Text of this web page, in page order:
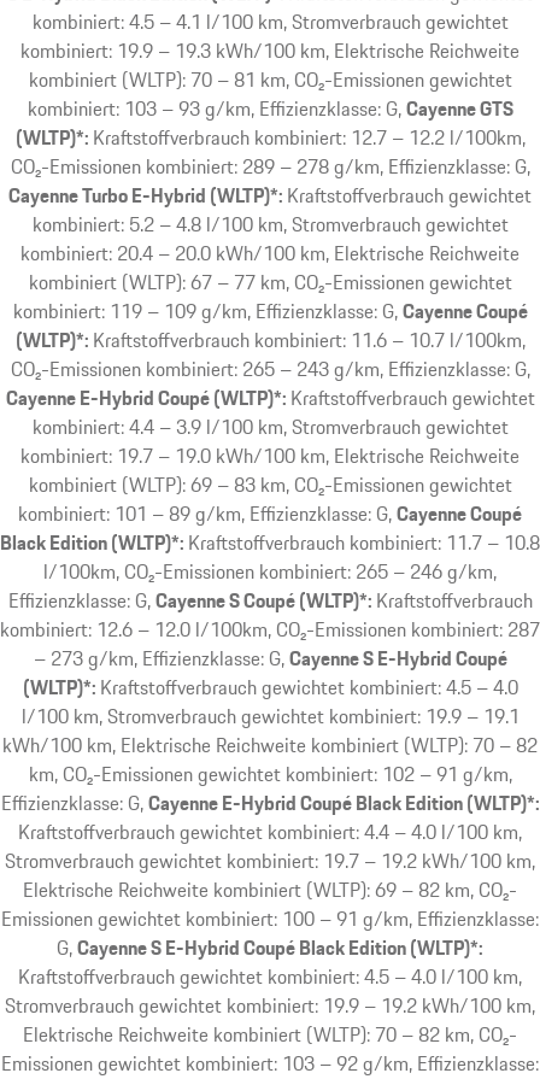
kombiniert: 4.5 – 4.1 l/100 km, Stromverbrauch gewichtet
kombiniert: 19.9 – 19.3 kWh/100 km, Elektrische Reichweite
kombiniert (WLTP): 70 – 81 km, CO₂-Emissionen gewichtet
kombiniert: 103 – 93 g/km, Effizienzklasse: G Cayenne GTS
(WLTP)*: Kraftstoffverbrauch kombiniert: 12.7 – 12.2 l/100km,
CO₂-Emissionen kombiniert: 289 – 278 g/km, Effizienzklasse: G
Cayenne Turbo E-Hybrid (WLTP)*: Kraftstoffverbrauch gewichtet
kombiniert: 5.2 – 4.8 l/100 km, Stromverbrauch gewichtet
kombiniert: 20.4 – 20.0 kWh/100 km, Elektrische Reichweite
kombiniert (WLTP): 67 – 77 km, CO₂-Emissionen gewichtet
kombiniert: 119 – 109 g/km, Effizienzklasse: G Cayenne Coupé
(WLTP)*: Kraftstoffverbrauch kombiniert: 11.6 – 10.7 l/100km,
CO₂-Emissionen kombiniert: 265 – 243 g/km, Effizienzklasse: G
Cayenne E-Hybrid Coupé (WLTP)*: Kraftstoffverbrauch gewichtet
kombiniert: 4.4 – 3.9 l/100 km, Stromverbrauch gewichtet
kombiniert: 19.7 – 19.0 kWh/100 km, Elektrische Reichweite
kombiniert (WLTP): 69 – 83 km, CO₂-Emissionen gewichtet
kombiniert: 101 – 89 g/km, Effizienzklasse: G Cayenne Coupé
Black Edition (WLTP)*: Kraftstoffverbrauch kombiniert: 11.7 – 10.8
l/100km, CO₂-Emissionen kombiniert: 265 – 246 g/km,
Effizienzklasse: G Cayenne S Coupé (WLTP)*: Kraftstoffverbrauch
kombiniert: 12.6 – 12.0 l/100km, CO₂-Emissionen kombiniert: 287
– 273 g/km, Effizienzklasse: G Cayenne S E-Hybrid Coupé
(WLTP)*: Kraftstoffverbrauch gewichtet kombiniert: 4.5 – 4.0
l/100 km, Stromverbrauch gewichtet kombiniert: 19.9 – 19.1
kWh/100 km, Elektrische Reichweite kombiniert (WLTP): 70 – 82
km, CO₂-Emissionen gewichtet kombiniert: 102 – 91 g/km,
Effizienzklasse: G Cayenne E-Hybrid Coupé Black Edition (WLTP)*:
Kraftstoffverbrauch gewichtet kombiniert: 4.4 – 4.0 l/100 km,
Stromverbrauch gewichtet kombiniert: 19.7 – 19.2 kWh/100 km,
Elektrische Reichweite kombiniert (WLTP): 69 – 82 km, CO₂-
Emissionen gewichtet kombiniert: 100 – 91 g/km, Effizienzklasse:
G Cayenne S E-Hybrid Coupé Black Edition (WLTP)*:
Kraftstoffverbrauch gewichtet kombiniert: 4.5 – 4.0 l/100 km,
Stromverbrauch gewichtet kombiniert: 19.9 – 19.2 kWh/100 km,
Elektrische Reichweite kombiniert (WLTP): 70 – 82 km, CO₂-
Emissionen gewichtet kombiniert: 103 – 92 g/km, Effizienzklasse: